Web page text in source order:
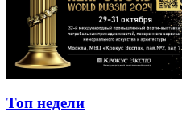
Топ недели